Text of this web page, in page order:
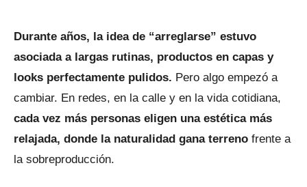
Durante años, la idea de “arreglarse” estuvo
asociada a largas rutinas, productos en capas y
looks perfectamente pulidos. Pero algo empezó a
cambiar. En redes, en la calle y en la vida cotidiana,
cada vez más personas eligen una estética más
relajada, donde la naturalidad gana terreno frente a
la sobreproducción.